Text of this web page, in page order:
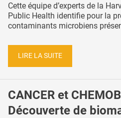
Cette équipe d’experts de la
Public Health identifie pour la
contaminants microbiens
LIRE LA SUITE
CANCER et
Découverte de